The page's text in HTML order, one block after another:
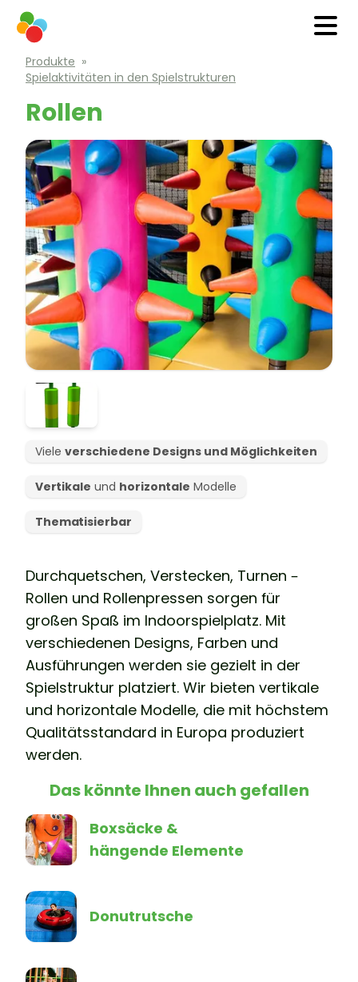
Produkte »
Spielaktivitäten in den Spielstrukturen
Rollen
Viele verschiedene Designs und Möglichkeiten
Vertikale und horizontale Modelle
Thematisierbar
Durchquetschen, Verstecken, Turnen –
Rollen und Rollenpressen sorgen für
großen Spaß im Indoorspielplatz. Mit
verschiedenen Designs, Farben und
Ausführungen werden sie gezielt in der
Spielstruktur platziert. Wir bieten vertikale
und horizontale Modelle, die mit höchstem
Qualitätsstandard in Europa produziert
werden.
Das könnte Ihnen auch gefallen
Boxsäcke &
hängende Elemente
Donutrutsche